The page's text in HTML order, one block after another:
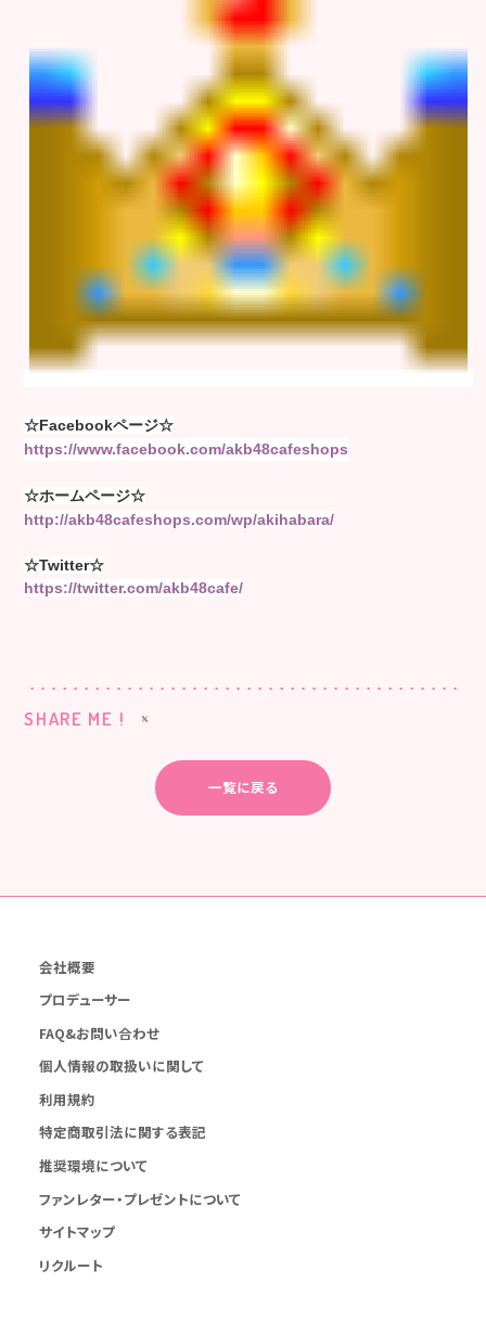
☆Facebookページ☆
https://www.facebook.com/akb48cafeshops
☆ホームページ☆
http://akb48cafeshops.com/wp/akihabara/
☆Twitter☆
https://twitter.com/akb48cafe/
SHARE ME !
一覧に戻る
会社概要
プロデューサー
FAQ&お問い合わせ
個人情報の取扱いに関して
利用規約
特定商取引法に関する表記
推奨環境について
ファンレター・プレゼントについて
サイトマップ
リクルート